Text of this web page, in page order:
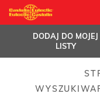
Przejdź
do
DODAJ DO MOJEJ
LISTY
RB 5286
kapilarnego...